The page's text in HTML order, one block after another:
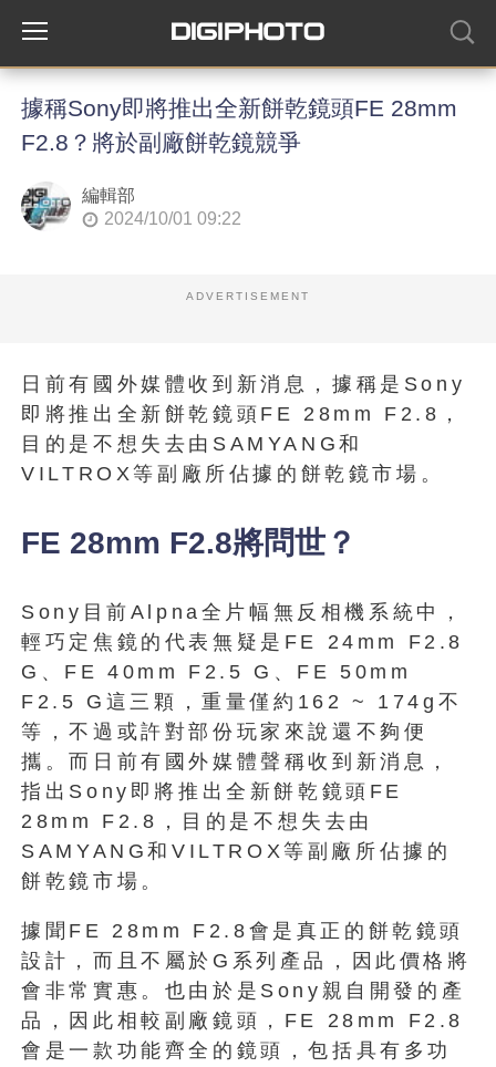
據稱Sony即將推出全新餅乾鏡頭FE 28mm
F2.8？將於副廠餅乾鏡競爭
編輯部
2024/10/01 09:22
ADVERTISEMENT
日前有國外媒體收到新消息，據稱是Sony
即將推出全新餅乾鏡頭FE 28mm F2.8，
目的是不想失去由SAMYANG和
VILTROX等副廠所佔據的餅乾鏡市場。
FE 28mm F2.8將問世？
Sony目前Alpna全片幅無反相機系統中，
輕巧定焦鏡的代表無疑是FE 24mm F2.8
G、FE 40mm F2.5 G、FE 50mm
F2.5 G這三顆，重量僅約162 ~ 174g不
等，不過或許對部份玩家來說還不夠便
攜。而日前有國外媒體聲稱收到新消息，
指出Sony即將推出全新餅乾鏡頭FE
28mm F2.8，目的是不想失去由
SAMYANG和VILTROX等副廠所佔據的
餅乾鏡市場。
據聞FE 28mm F2.8會是真正的餅乾鏡頭
設計，而且不屬於G系列產品，因此價格將
會非常實惠。也由於是Sony親自開發的產
品，因此相較副廠鏡頭，FE 28mm F2.8
會是一款功能齊全的鏡頭，包括具有多功